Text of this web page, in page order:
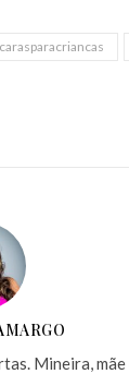
Mineira,